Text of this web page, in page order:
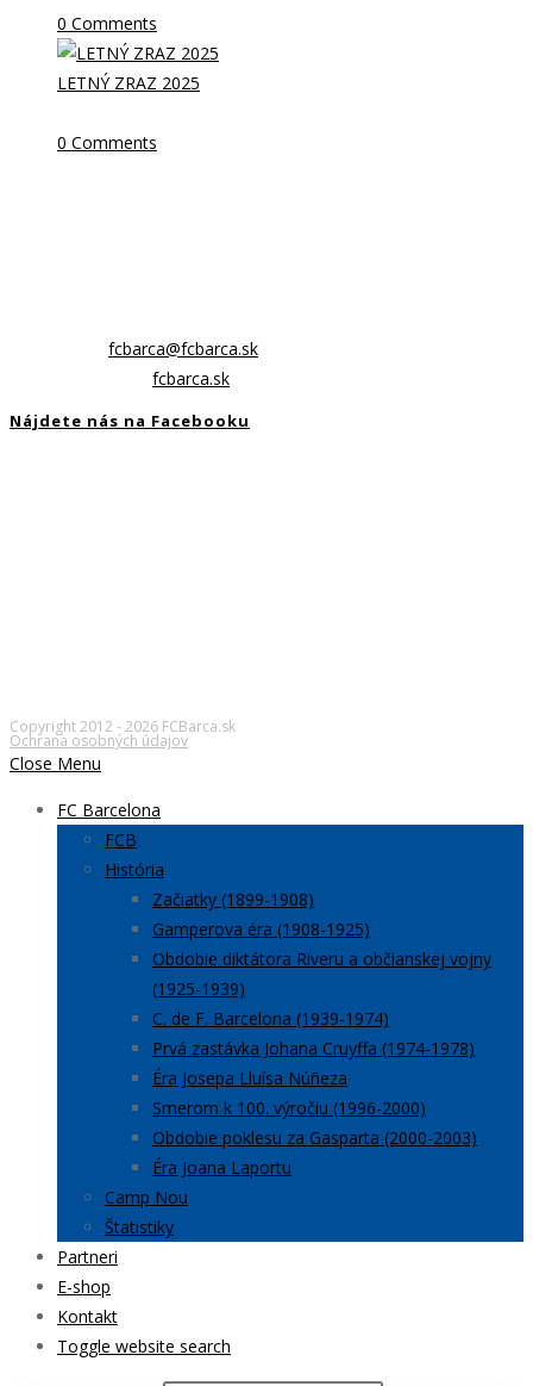
0 Comments
LETNÝ ZRAZ 2025
0 Comments
fcbarca@fcbarca.sk
fcbarca.sk
Nájdete nás na Facebooku
Copyright 2012 - 2026 FCBarca.sk
Ochrana osobných údajov
Close Menu
FC Barcelona
FCB
História
Začiatky (1899-1908)
Gamperova éra (1908-1925)
Obdobie diktátora Riveru a občianskej vojny
(1925-1939)
C. de F. Barcelona (1939-1974)
Prvá zastávka Johana Cruyffa (1974-1978)
Éra Josepa Lluísa Núñeza
Smerom k 100. výročiu (1996-2000)
Obdobie poklesu za Gasparta (2000-2003)
Éra Joana Laportu
Camp Nou
Štatistiky
Partneri
E-shop
Kontakt
Toggle website search